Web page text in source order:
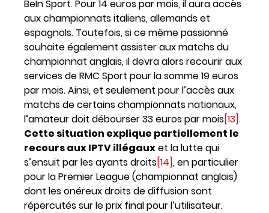
BeIn Sport. Pour 14 euros par mois, il aura accès
aux championnats italiens, allemands et
espagnols. Toutefois, si ce même passionné
souhaite également assister aux matchs du
championnat anglais, il devra alors recourir aux
services de RMC Sport pour la somme 19 euros
par mois. Ainsi, et seulement pour l’accès aux
matchs de certains championnats nationaux,
l’amateur doit débourser 33 euros par mois[13].
Cette situation explique partiellement le
recours aux IPTV illégauxet la lutte qui
s’ensuit par les ayants droits[14], en particulier
pour la Premier League (championnat anglais)
dont les onéreux droits de diffusion sont
répercutés sur le prix final pour l’utilisateur.